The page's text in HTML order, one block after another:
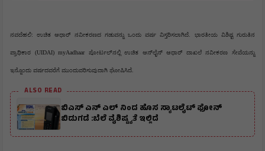
ನವದೆಹಲಿ: ಉಚಿತ ಆಧಾರ್ ನವೀಕರಣದ ಗಡುವನ್ನು ಒಂದು ವರ್ಷ ವಿಸ್ತರಿಸಲಾಗಿದೆ. ಭಾರತೀಯ ವಿಶಿಷ್ಟ ಗುರುತಿನ
ಪ್ರಾಧಿಕಾರ (UIDAI) myAadhaar ಪೋರ್ಟಲ್‌ನಲ್ಲಿ ಉಚಿತ ಆನ್‌ಲೈನ್ ಆಧಾರ್ ದಾಖಲೆ ನವೀಕರಣ ಸೇವೆಯನ್ನು
ಇನ್ನೊಂದು ವರ್ಷದವರೆಗೆ ಮುಂದುವರಿಸುವುದಾಗಿ ಘೋಷಿಸಿದೆ.
ALSO READ
ಬಿಎಸ್ ಎನ್ ಎಲ್ ನಿಂದ ಹೊಸ ಸ್ಯಾಟಲೈಟ್ ಫೋನ್
ಬಿಡುಗಡೆ :ಬೆಲೆ ವೈಶಿಷ್ಟ್ಯತೆ ಇಲ್ಲಿದೆ